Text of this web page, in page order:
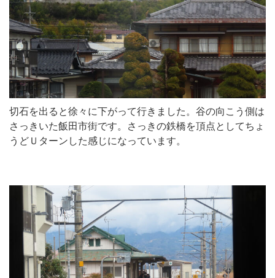
切石を出ると徐々に下がって行きました。谷の向こう側は
さっきいた飯田市街です。さっきの鉄橋を頂点としてちょ
うどＵターンした感じになっています。